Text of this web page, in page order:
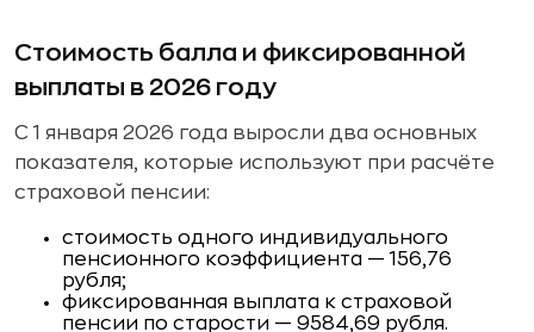
Стоимость балла и фиксированной
выплаты в 2026 году
С 1 января 2026 года выросли два основных
показателя, которые используют при расчёте
страховой пенсии:
стоимость одного индивидуального
пенсионного коэффициента — 156,76
рубля;
фиксированная выплата к страховой
пенсии по старости — 9584,69 рубля.